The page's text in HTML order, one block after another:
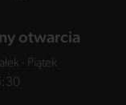
otwarcia
- Piątek